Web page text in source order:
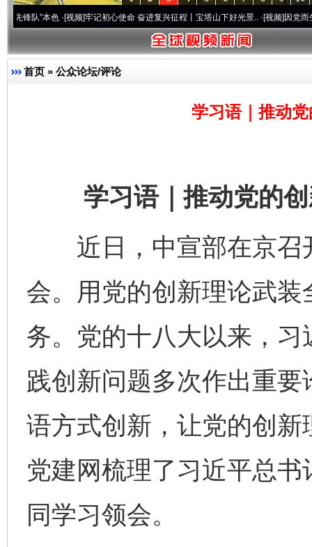
·[视频]牢记初心使命 奋进复兴征程丨宝塔山下好光景..·[视频]因党而生 为党而
首页 » 公众论坛/评论
学习语｜推动
学习语｜推动党的创
近日，中宣部在京召
会。用党的创新理论武
务。党的十八大以来，
践创新问题多次作出重
语方式创新，让党的创新
党建网梳理了习近平总
同学习领会。